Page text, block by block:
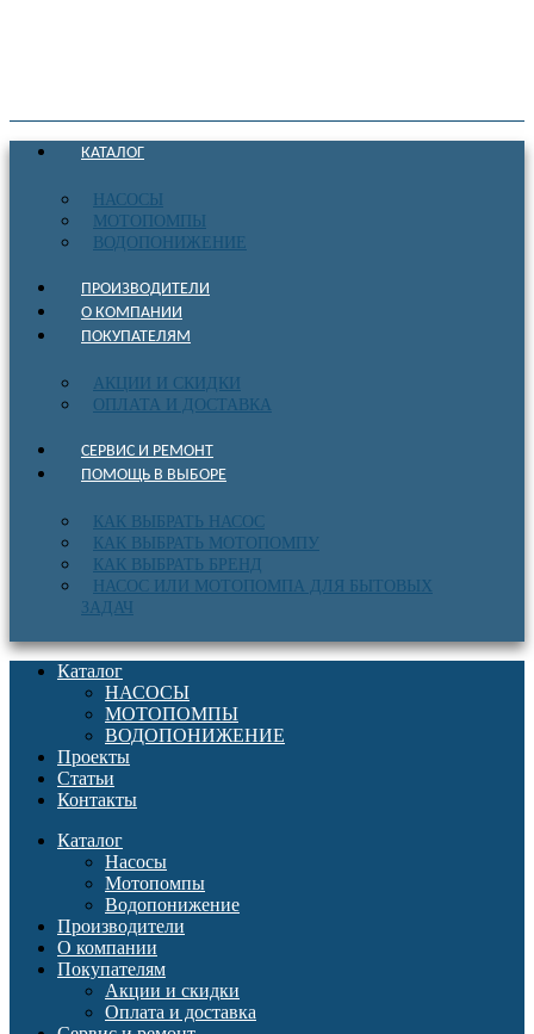
КАТАЛОГ
НАСОСЫ
МОТОПОМПЫ
ВОДОПОНИЖЕНИЕ
ПРОИЗВОДИТЕЛИ
О КОМПАНИИ
ПОКУПАТЕЛЯМ
АКЦИИ И СКИДКИ
ОПЛАТА И ДОСТАВКА
СЕРВИС И РЕМОНТ
ПОМОЩЬ В ВЫБОРЕ
КАК ВЫБРАТЬ НАСОС
КАК ВЫБРАТЬ МОТОПОМПУ
КАК ВЫБРАТЬ БРЕНД
НАСОС ИЛИ МОТОПОМПА ДЛЯ БЫТОВЫХ
ЗАДАЧ
Каталог
НАСОСЫ
МОТОПОМПЫ
ВОДОПОНИЖЕНИЕ
Проекты
Статьи
Контакты
Каталог
Насосы
Мотопомпы
Водопонижение
Производители
О компании
Покупателям
Акции и скидки
Оплата и доставка